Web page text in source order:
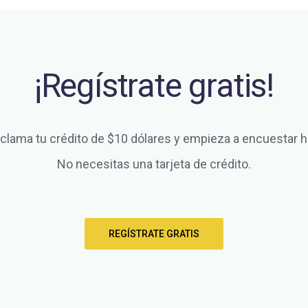
¡Regístrate gratis!
tu crédito de $10 dólares y empieza a encuestar
No necesitas una tarjeta de crédito.
REGÍSTRATE GRATIS